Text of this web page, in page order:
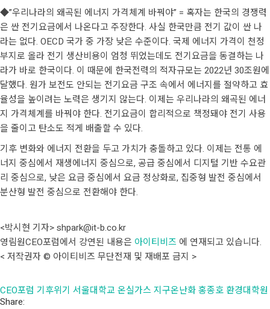
◆”우리나라의 왜곡된 에너지 가격체계 바꿔야” = 혹자는 한국의 경쟁력
은 싼 전기요금에서 나온다고 주장한다. 사실 한국만큼 전기 값이 싼 나
라는 없다. OECD 국가 중 가장 낮은 수준이다. 국제 에너지 가격이 천정
부지로 올라 전기 생산비용이 엄청 뛰었는데도 전기요금을 동결하는 나
라가 바로 한국이다. 이 때문에 한국전력의 적자규모는 2022년 30조원에
달했다. 원가 보전도 안되는 전기요금 구조 속에서 에너지를 절약하고 효
율성을 높이려는 노력은 생기지 않는다. 이제는 우리나라의 왜곡된 에너
지 가격체계를 바꿔야 한다. 전기요금이 합리적으로 책정돼야 전기 사용
을 줄이고 탄소도 적게 배출할 수 있다.
기후 변화와 에너지 전환을 두고 가치가 충돌하고 있다. 이제는 전통 에
너지 중심에서 재생에너지 중심으로, 공급 중심에서 디지털 기반 수요관
리 중심으로, 낮은 요금 중심에서 요금 정상화로, 집중형 발전 중심에서
분산형 발전 중심으로 전환해야 한다.
<박시현 기자> shpark@it-b.co.kr
영림원CEO포럼에서 강연된 내용은 아이티비즈 에 연재되고 있습니다.
< 저작권자 © 아이티비즈 무단전재 및 재배포 금지 >
CEO포럼 기후위기 서울대학교 온실가스 지구온난화홍종호 환경대학원
Share: